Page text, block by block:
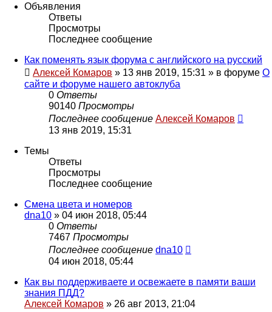
Объявления
Ответы
Просмотры
Последнее сообщение
Как поменять язык форума с английского на русский
Алексей Комаров » 13 янв 2019, 15:31 » в форуме О
сайте и форуме нашего автоклуба
0 Ответы
90140 Просмотры
Последнее сообщение Алексей Комаров
13 янв 2019, 15:31
Темы
Ответы
Просмотры
Последнее сообщение
Смена цвета и номеров
dna10 » 04 июн 2018, 05:44
0 Ответы
7467 Просмотры
Последнее сообщение dna10
04 июн 2018, 05:44
Как вы поддерживаете и освежаете в памяти ваши
знания ПДД?
Алексей Комаров » 26 авг 2013, 21:04